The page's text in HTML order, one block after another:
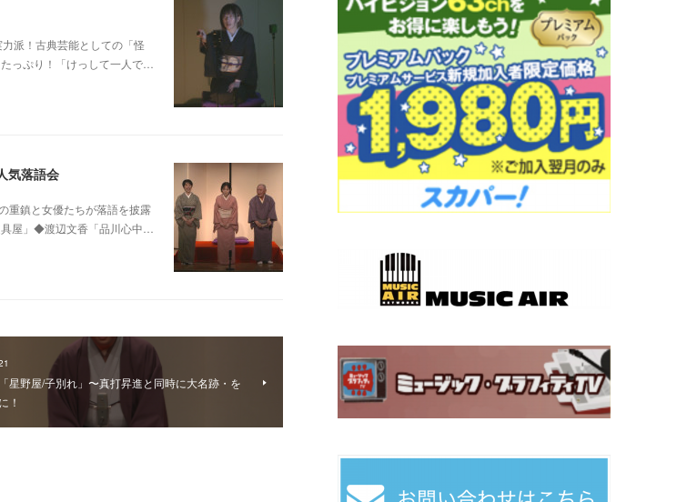
派！古典芸能としての「怪
っぷり！「けっして一人で…
気落語会
重鎮と女優たちが落語を披露
屋」◆渡辺文香「品川心中…
星野屋/子別れ」〜真打昇進と同時に大名跡・を
！